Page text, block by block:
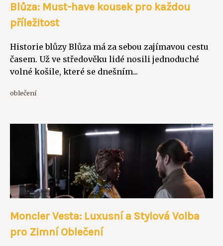
Blůza: Must-have kousek pro každou
příležitost
Historie blůzy Blůza má za sebou zajímavou cestu
časem. Už ve středověku lidé nosili jednoduché
volné košile, které se dnešním...
oblečení
Moncler Vesta: Luxusní a Stylová Volba
pro Zimní Oblečení